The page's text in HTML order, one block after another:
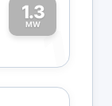
1.3
MW1